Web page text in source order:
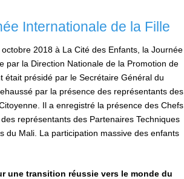
Internationale de la Fille
2018 à La Cité des Enfants, la Journée
par la Direction Nationale de la Promotion de
était présidé par le Secrétaire Général du
par la présence des représentants des
Il a enregistré la présence des Chefs
représentants des Partenaires Techniques
du Mali. La participation massive des enfants
une transition réussie vers le monde du